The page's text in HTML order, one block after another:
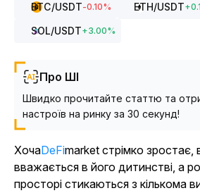
BTC/USDT-0.10% ETH/USDT+
SOL/USDT+3.00%
Про ШІ
Швидко прочитайте статтю та
настроїв на ринку за 30 секунд!
ХочаDeFimarket стрімко зростає,
вважається в його дитинстві, а
просторі стикаються з кількома